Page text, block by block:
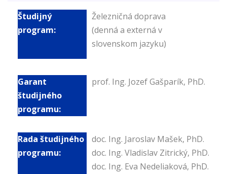
Železničná doprava
(denná a externá v
slovenskom jazyku)
prof. Ing. Jozef Gašparík, PhD.
doc. Ing. Jaroslav Mašek, PhD.
doc. Ing. Vladislav Zitrický, PhD.
doc. Ing. Eva Nedeliaková, PhD.